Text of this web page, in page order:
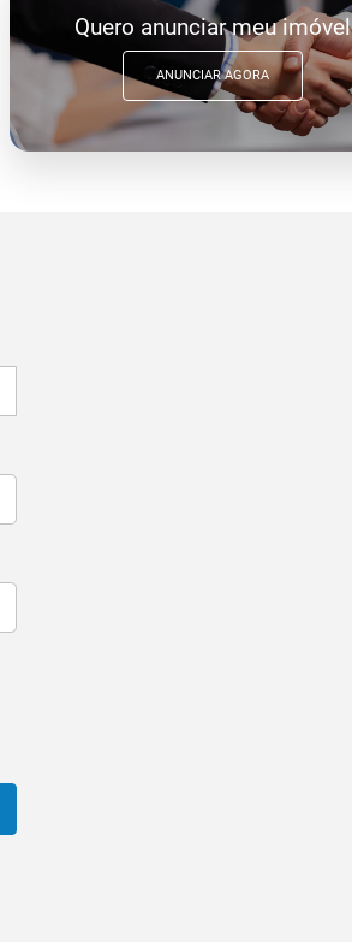
Quero anunciar meu imóvel
ANUNCIAR AGORA